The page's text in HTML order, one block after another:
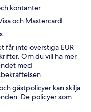
kontanter.
och Mastercard.
får inte överstiga EUR
Om du vill ha mer
med
gästpolicyer kan skilja
De policyer som